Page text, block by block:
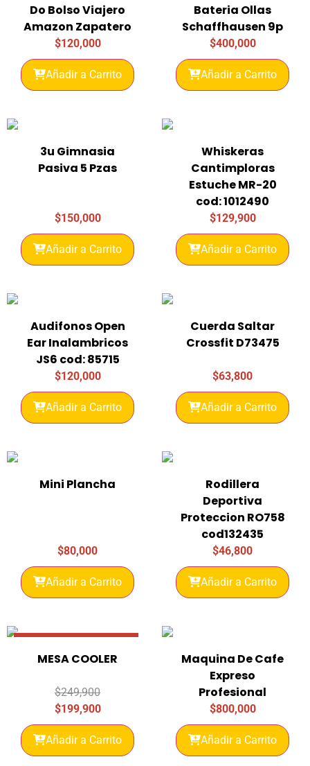
Do Bolso Viajero
Amazon Zapatero
$120,000
Añadir a Carrito
Bateria Ollas
Schaffhausen 9p
$400,000
Añadir a Carrito
3u Gimnasia
Pasiva 5 Pzas
$150,000
Añadir a Carrito
Whiskeras
Cantimploras
Estuche MR-20
cod: 1012490
$129,900
Añadir a Carrito
Audifonos Open
Ear Inalambricos
JS6 cod: 85715
$120,000
Añadir a Carrito
Cuerda Saltar
Crossfit D73475
$63,800
Añadir a Carrito
Mini Plancha
$80,000
Añadir a Carrito
Rodillera
Deportiva
Proteccion RO758
cod132435
$46,800
Añadir a Carrito
MESA COOLER
$249,900
$199,900
Añadir a Carrito
Maquina De Cafe
Expreso
Profesional
$800,000
Añadir a Carrito